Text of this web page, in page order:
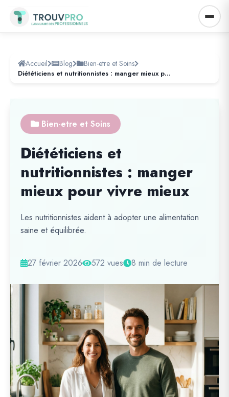
Accueil Blog Bien-etre et Soins
Diététiciens et nutritionnistes : manger mieux pour vivre mieux
Bien-etre et Soins
Diététiciens et
nutritionnistes : manger
mieux pour vivre mieux
Les nutritionnistes aident à adopter une alimentation
saine et équilibrée.
27 février 2026 572 vues 8 min de lecture